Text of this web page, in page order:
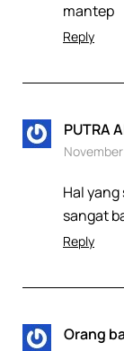
mantep
Reply
PUTRA
Hal
sangat
Reply
Orang